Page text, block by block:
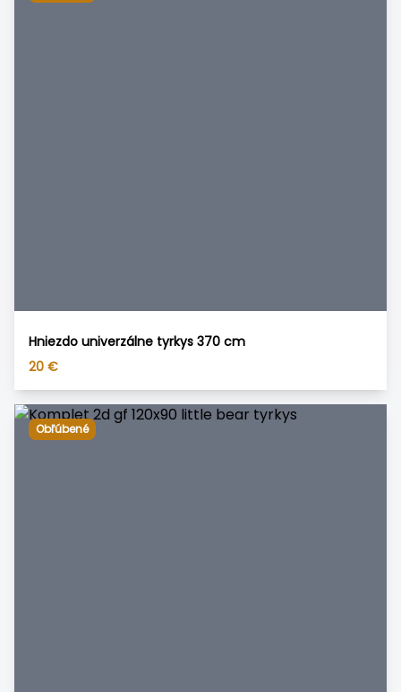
Hniezdo univerzálne tyrkys 370 cm
20 €
Obľúbené